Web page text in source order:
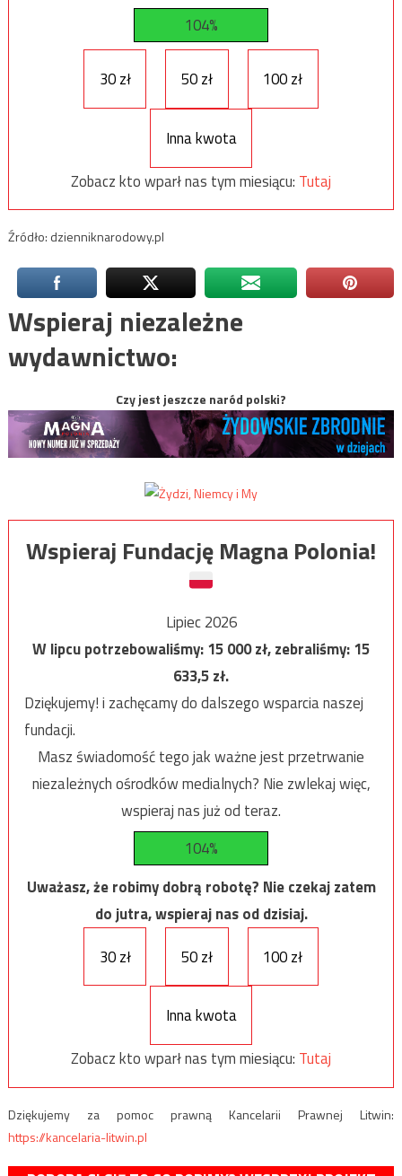
104%
30 zł 50 zł 100 zł
Inna kwota
Zobacz kto wparł nas tym miesiącu: Tutaj
Źródło: dzienniknarodowy.pl
Wspieraj niezależne
wydawnictwo:
Czy jest jeszcze naród polski?
Wspieraj Fundację Magna Polonia!
Lipiec 2026
W lipcu potrzebowaliśmy:15 000zł, zebraliśmy:15
633,5zł.
Dziękujemy! i zachęcamy do dalszego wsparcia naszej
fundacji.
Masz świadomość tego jak ważne jest przetrwanie
niezależnych ośrodków medialnych? Nie zwlekaj więc,
wspieraj nas już od teraz.
104%
Uważasz, że robimy dobrą robotę? Nie czekaj zatem
do jutra, wspieraj nas od dzisiaj.
30 zł
50 zł 100 zł
Inna kwota
Zobacz kto wparł nas tym miesiącu: Tutaj
Dziękujemy za pomoc prawną Kancelarii Prawnej Litwin:
https://kancelaria-litwin.pl